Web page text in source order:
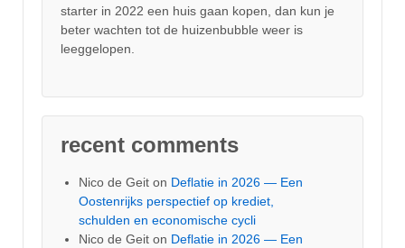
starter in 2022 een huis gaan kopen, dan kun je
beter wachten tot de huizenbubble weer is
leeggelopen.
recent comments
Nico de Geit on Deflatie in 2026 — Een
Oostenrijks perspectief op krediet,
schulden en economische cycli
Nico de Geit on Deflatie in 2026 — Een